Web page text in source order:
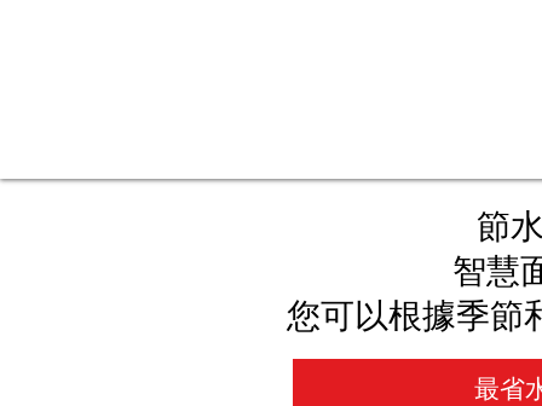
節
智慧
您可以根據季節
最省